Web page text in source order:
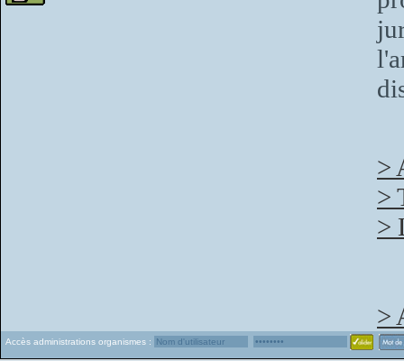
>
>
>
>
Accès administrations organismes :